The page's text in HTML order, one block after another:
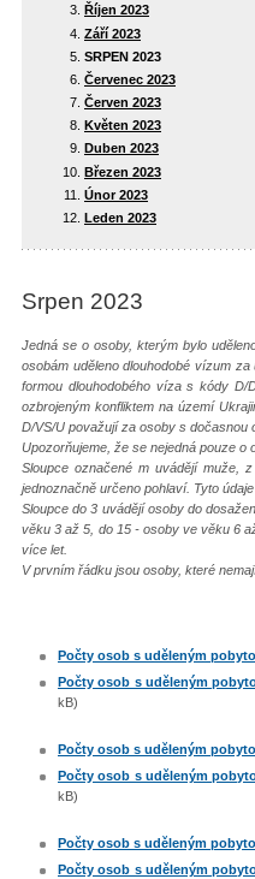
Říjen 2023
Září 2023
SRPEN 2023
Červenec 2023
Červen 2023
Květen 2023
Duben 2023
Březen 2023
Únor 2023
Leden 2023
Srpen 2023
Jedná se o osoby, kterým bylo
osobám uděleno dlouhodobé vízum
formou dlouhodobého víza s kódy
ozbrojeným konfliktem na území
D/VS/U považují za osoby s dočasnou
Upozorňujeme, že se nejedná pouze o
Sloupce označené m uvádějí muže,
jednoznačně určeno pohlaví. Tyto
Sloupce do 3 uvádějí osoby do
věku 3 až 5, do 15 - osoby ve věku 6
více let.
V prvním řádku jsou osoby, které
Počty osob s uděleným
Počty osob s uděleným
kB)
Počty osob s uděleným
Počty osob s uděleným
kB)
Počty osob s uděleným
Počty osob s uděleným